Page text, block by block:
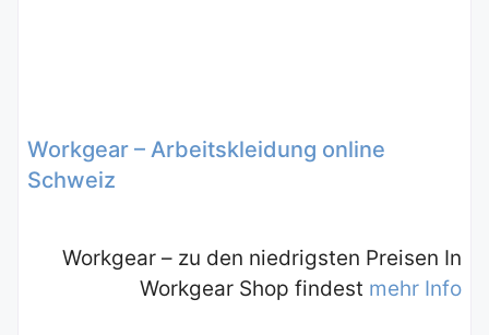
Workgear – Arbeitskleidung online
Schweiz
Workgear – zu den niedrigsten Preisen In
Workgear Shop findest mehr Info